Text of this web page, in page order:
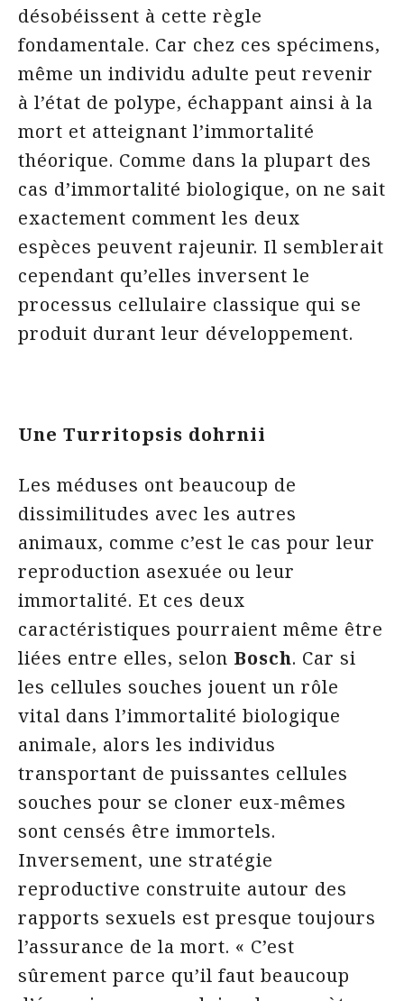
désobéissent à cette règle
fondamentale. Car chez ces spécimens,
même un individu adulte peut revenir
à l’état de polype, échappant ainsi à la
mort et atteignant l’immortalité
théorique. Comme dans la plupart des
cas d’immortalité biologique, on ne sait
exactement comment les deux
espèces peuvent rajeunir. Il semblerait
cependant qu’elles inversent le
processus cellulaire classique qui se
produit durant leur développement.
Une Turritopsis dohrnii
Les méduses ont beaucoup de
dissimilitudes avec les autres
animaux, comme c’est le cas pour leur
reproduction asexuée ou leur
immortalité. Et ces deux
caractéristiques pourraient même être
liées entre elles, selon Bosch. Car si
les cellules souches jouent un rôle
vital dans l’immortalité biologique
animale, alors les individus
transportant de puissantes cellules
souches pour se cloner eux-mêmes
sont censés être immortels.
Inversement, une stratégie
reproductive construite autour des
rapports sexuels est presque toujours
l’assurance de la mort. « C’est
sûrement parce qu’il faut beaucoup